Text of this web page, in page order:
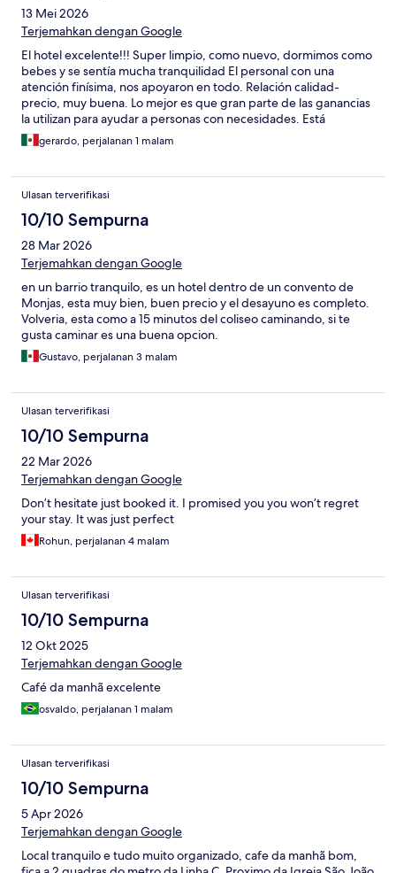
13 Mei 2026
Terjemahkan dengan Google
El hotel excelente!!! Super limpio, como nuevo, dormimos como
bebes y se sentía mucha tranquilidad El personal con una
atención finísima, nos apoyaron en todo. Relación calidad-
precio, muy buena. Lo mejor es que gran parte de las ganancias
la utilizan para ayudar a personas con necesidades. Está
relativamente cerca del coliseo. Es un hotel al cual sí regreso.
gerardo, perjalanan 1 malam
Ulasan terverifikasi
10/10 Sempurna
28 Mar 2026
Terjemahkan dengan Google
en un barrio tranquilo, es un hotel dentro de un convento de
Monjas, esta muy bien, buen precio y el desayuno es completo.
Volveria, esta como a 15 minutos del coliseo caminando, si te
gusta caminar es una buena opcion.
Gustavo, perjalanan 3 malam
Ulasan terverifikasi
10/10 Sempurna
22 Mar 2026
Terjemahkan dengan Google
Don’t hesitate just booked it. I promised you you won’t regret
your stay. It was just perfect
Rohun, perjalanan 4 malam
Ulasan terverifikasi
10/10 Sempurna
12 Okt 2025
Terjemahkan dengan Google
Café da manhã excelente
osvaldo, perjalanan 1 malam
Ulasan terverifikasi
10/10 Sempurna
5 Apr 2026
Terjemahkan dengan Google
Local tranquilo e tudo muito organizado, cafe da manhã bom,